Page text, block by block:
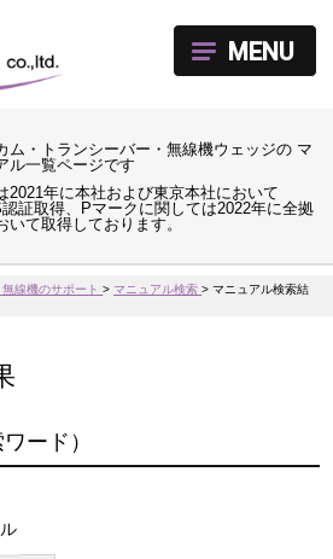
ム・トランシーバー・無線機ウェッジの マ
ル一覧ページです
2021年に本社および東京本社において
証取得、Pマークに関しては2022年に全拠
いて取得しております。
MENU
無線機のサポート>マニュアル検索>マニュアル検索結
ード）